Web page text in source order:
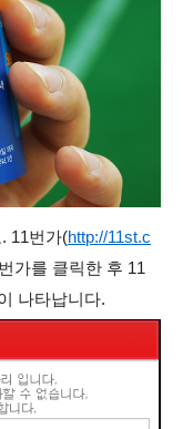
11번가(http://11st.c
가를 클릭한 후 11
나타납니다.